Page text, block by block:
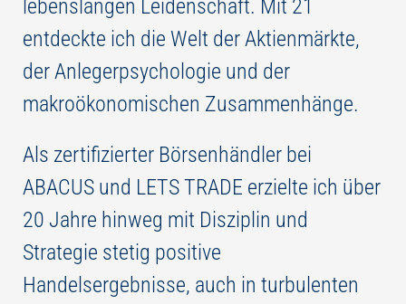
lebenslangen Leidenschaft. Mit 21
entdeckte ich die Welt der Aktienmärkte,
der Anlegerpsychologie und der
makroökonomischen Zusammenhänge.
Als zertifizierter Börsenhändler bei
ABACUS und LETS TRADE erzielte ich über
20 Jahre hinweg mit Disziplin und
Strategie stetig positive
Handelsergebnisse, auch in turbulenten